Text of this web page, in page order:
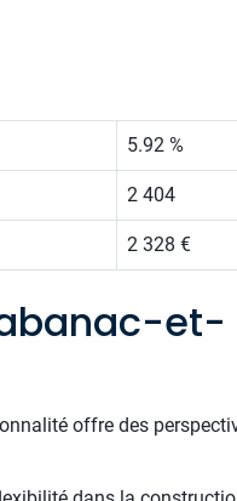
5.92 %
2 404
2 328 €
et-
offre des